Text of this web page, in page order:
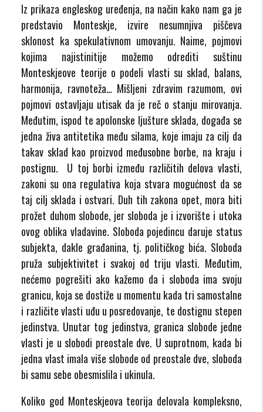
Iz prikaza engleskog uređenja, na način kako nam ga je
predstavio Monteskje, izvire nesumnjiva piščeva
sklonost ka spekulativnom umovanju. Naime, pojmovi
kojima najistinitije možemo odrediti suštinu
Monteskjeove teorije o podeli vlasti su sklad, balans,
harmonija, ravnoteža… Mišljeni zdravim razumom, ovi
pojmovi ostavljaju utisak da je reč o stanju mirovanja.
Međutim, ispod te apolonske ljušture sklada, događa se
jedna živa antitetika među silama, koje imaju za cilj da
takav sklad kao proizvod međusobne borbe, na kraju i
postignu. U toj borbi između različitih delova vlasti,
zakoni su ona regulativa koja stvara mogućnost da se
taj cilj sklada i ostvari. Duh tih zakona opet, mora biti
prožet duhom slobode, jer sloboda je i izvorište i utoka
ovog oblika vladavine. Sloboda pojedincu daruje status
subjekta, dakle građanina, tj. političkog bića. Sloboda
pruža subjektivitet i svakoj od triju vlasti. Međutim,
nećemo pogrešiti ako kažemo da i sloboda ima svoju
granicu, koja se dostiže u momentu kada tri samostalne
i različite vlasti uđu u posredovanje, te dostignu stepen
jedinstva. Unutar tog jedinstva, granica slobode jedne
vlasti je u slobodi preostale dve. U suprotnom, kada bi
jedna vlast imala više slobode od preostale dve, sloboda
bi samu sebe obesmislila i ukinula.
Koliko god Monteskjeova teorija delovala kompleksno,